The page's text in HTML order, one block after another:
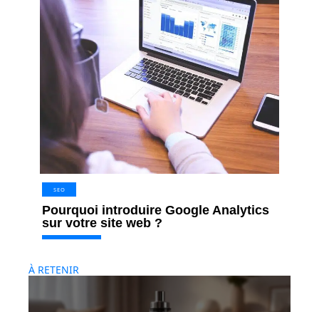
SEO
Pourquoi introduire Google Analytics
sur votre site web ?
À RETENIR